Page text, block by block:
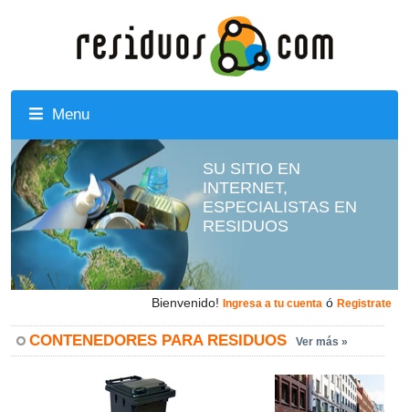
Menu
SU SITIO EN
INTERNET,
ESPECIALISTAS EN
RESIDUOS
Bienvenido! Ingresa a tu cuenta ó Registrate
CONTENEDORES PARA RESIDUOS Ver más »